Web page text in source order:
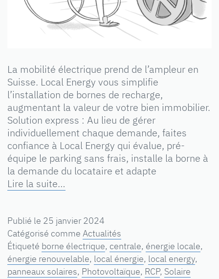
La mobilité électrique prend de l’ampleur en
Suisse. Local Energy vous simplifie
l’installation de bornes de recharge,
augmentant la valeur de votre bien immobilier.
Solution express : Au lieu de gérer
individuellement chaque demande, faites
confiance à Local Energy qui évalue, pré-
équipe le parking sans frais, installe la borne à
la demande du locataire et adapte
Lire la suite…
Publié le 25 janvier 2024
Catégorisé comme Actualités
Étiqueté borne électrique, centrale, énergie locale,
énergie renouvelable, local énergie, local energy,
panneaux solaires, Photovoltaïque, RCP, Solaire